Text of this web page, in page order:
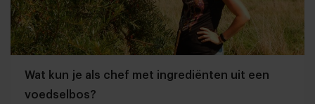
Wat kun je als chef met ingrediënten uit een
voedselbos?